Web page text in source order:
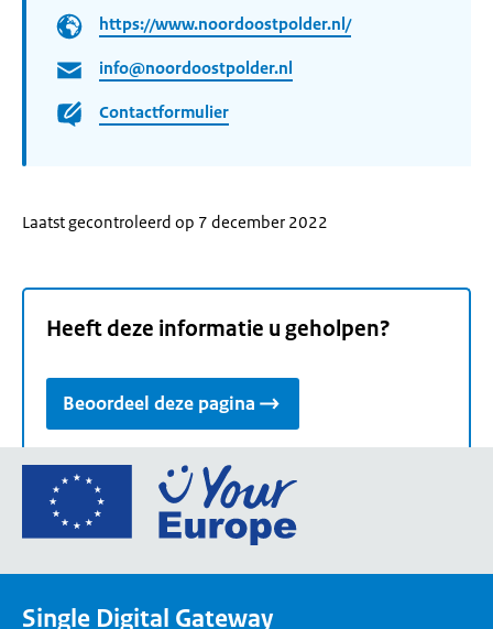
https://www.noordoostpolder.nl/
info@noordoostpolder.nl
Contactformulier
Laatst gecontroleerd op 7 december 2022
Heeft deze informatie u geholpen?
Beoordeel deze pagina
Ga
de
Single Digital Gateway